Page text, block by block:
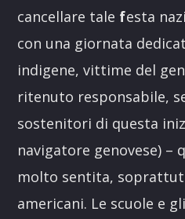
cancellare tale festa
con una giornata
indigene, vittime del
ritenuto responsabile,
sostenitori di questa
navigatore genovese) –
molto sentita,
americani. Le scuole e